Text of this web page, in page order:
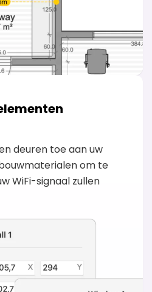
deuren toe aan uw
om te
WiFi-signaal zullen